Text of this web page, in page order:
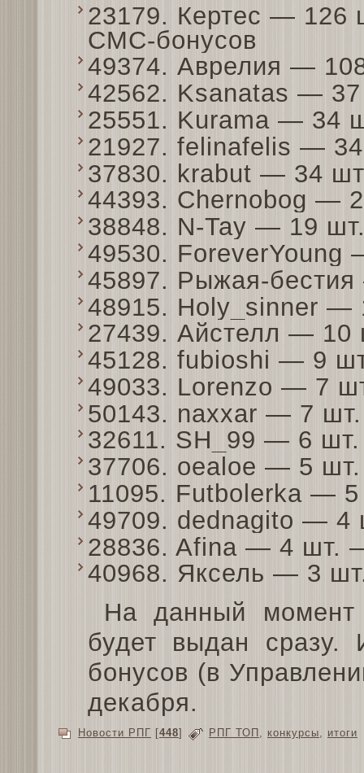
23179. Кертес — 126
СМС-бонусов
49374. Аврелия —
42562. Ksanatas —
25551. Kurama — 34
21927. felinafelis —
37830. krabut — 34
44393. Chernobog —
38848. N-Tay — 19
49530.
45897. Рыжая-
48915. Holy_sinner
27439. Айстелл —
45128. fubioshi — 9
49033. Lorenzo — 7
50143. naxxar — 7
32611. SH_99 — 6
37706. oealoe — 5
11095. Futbolerka —
49709. dednagito —
28836. Afina — 4 шт.
40968. Яксель — 3
На данный момент
будет выдан
бонусов (в
декабря.
Новости РПГ [448] РПГ ТОП , конкурсы, итоги